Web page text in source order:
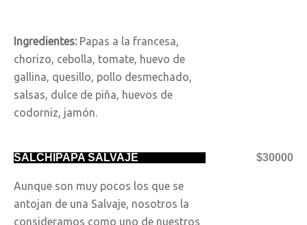
Ingredientes: Papas a la francesa,
chorizo, cebolla, tomate, huevo de
gallina, quesillo, pollo desmechado,
salsas, dulce de piña, huevos de
codorniz, jamón.
SALCHIPAPA SALVAJE
Aunque son muy pocos los que se
antojan de una Salvaje, nosotros la
consideramos como uno de nuestros
$30000